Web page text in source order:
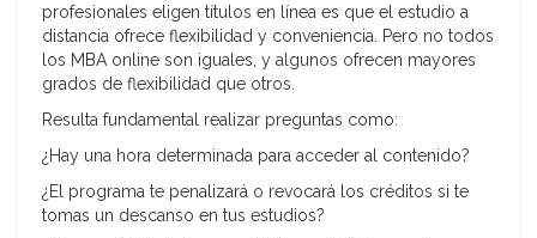
profesionales eligen títulos en línea es que el estudio a
distancia ofrece flexibilidad y conveniencia. Pero no todos
los MBA online son iguales, y algunos ofrecen mayores
grados de flexibilidad que otros.
Resulta fundamental realizar preguntas como:
¿Hay una hora determinada para acceder al contenido?
¿El programa te penalizará o revocará los créditos si te
tomas un descanso en tus estudios?